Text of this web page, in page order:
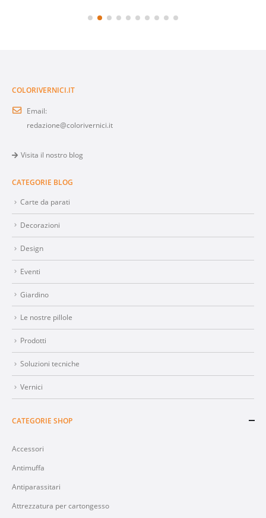
COLORIVERNICI.IT
Email:
redazione@colorivernici.it
Visita il nostro blog
CATEGORIE BLOG
Carte da parati
Decorazioni
Design
Eventi
Giardino
Le nostre pillole
Prodotti
Soluzioni tecniche
Vernici
CATEGORIE SHOP
Accessori
Antimuffa
Antiparassitari
Attrezzatura per cartongesso